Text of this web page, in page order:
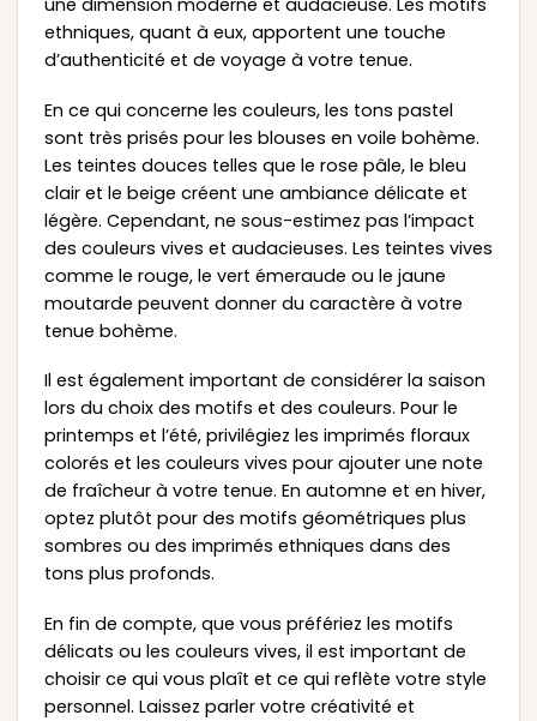
ethniques, quant à eux, apportent une touche
d’authenticité et de voyage à votre tenue.
En ce qui concerne les couleurs, les tons pastel
sont très prisés pour les blouses en voile bohème.
Les teintes douces telles que le rose pâle, le bleu
clair et le beige créent une ambiance délicate et
légère. Cependant, ne sous-estimez pas l’impact
des couleurs vives et audacieuses. Les teintes vives
comme le rouge, le vert émeraude ou le jaune
moutarde peuvent donner du caractère à votre
tenue bohème.
Il est également important de considérer la saison
lors du choix des motifs et des couleurs. Pour le
printemps et l’été, privilégiez les imprimés floraux
colorés et les couleurs vives pour ajouter une note
de fraîcheur à votre tenue. En automne et en hiver,
optez plutôt pour des motifs géométriques plus
sombres ou des imprimés ethniques dans des
tons plus profonds.
En fin de compte, que vous préfériez les motifs
délicats ou les couleurs vives, il est important de
choisir ce qui vous plaît et ce qui reflète votre style
personnel. Laissez parler votre créativité et